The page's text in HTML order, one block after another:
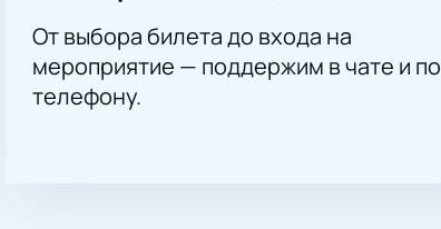
От выбора билета до входа на
мероприятие — поддержим в чате и по
телефону.